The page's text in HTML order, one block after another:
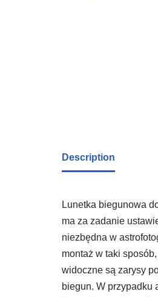
Description
Lunetka biegunowa
ma za zadanie
niezbędna w
montaż w taki
widoczne są zarysy
biegun. W przypadku